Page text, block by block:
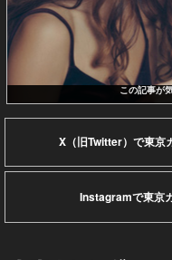
この記事が
X（旧Twitter）で東京
Instagramで東京